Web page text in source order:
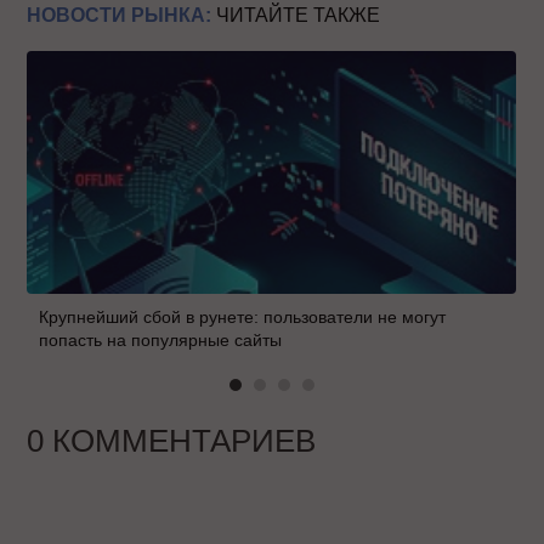
НОВОСТИ РЫНКА: ЧИТАЙТЕ ТАКЖЕ
Крупнейший сбой в рунете: пользователи не могут
попасть на популярные сайты
0 КОММЕНТАРИЕВ